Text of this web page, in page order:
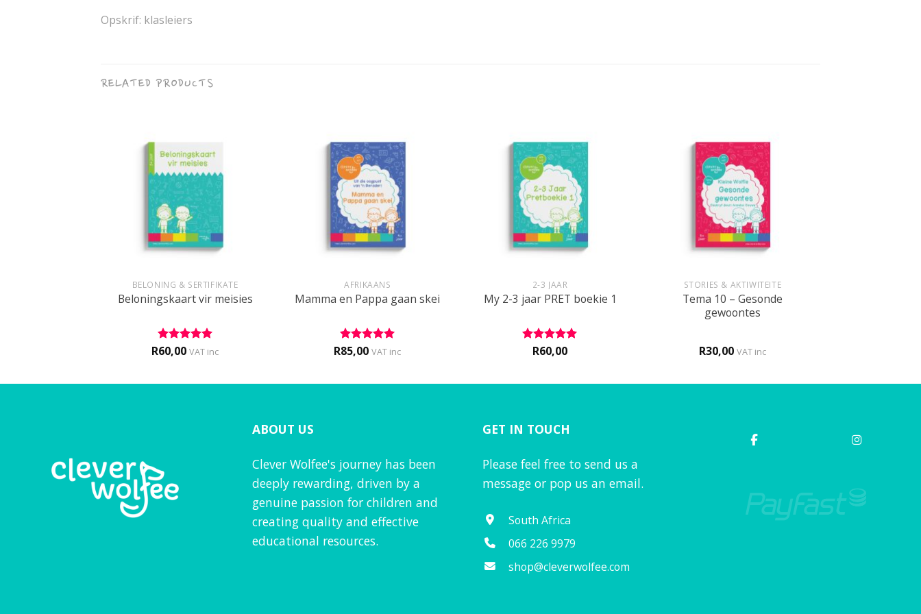
Opskrif: klasleiers
RELATED PRODUCTS
BELONING & SERTIFIKATE
Beloningskaart vir meisies
Rated 5
R60,00 VAT inc
AFRIKAANS
Mamma en Pappa gaan skei
Rated 5
R85,00 VAT inc
2-3 JAAR
My 2-3 jaar PRET boekie 1
Rated 5
R60,00
STORIES & AKTIWITEITE
Tema 10 – Gesonde
gewoontes
R30,00 VAT inc
ABOUT US
Clever Wolfee's journey has been
deeply rewarding, driven by a
genuine passion for children and
creating quality and effective
educational resources.
GET IN TOUCH
Please feel free to send us a
message or pop us an email.
South Africa
066 226 9979
shop@cleverwolfee.com